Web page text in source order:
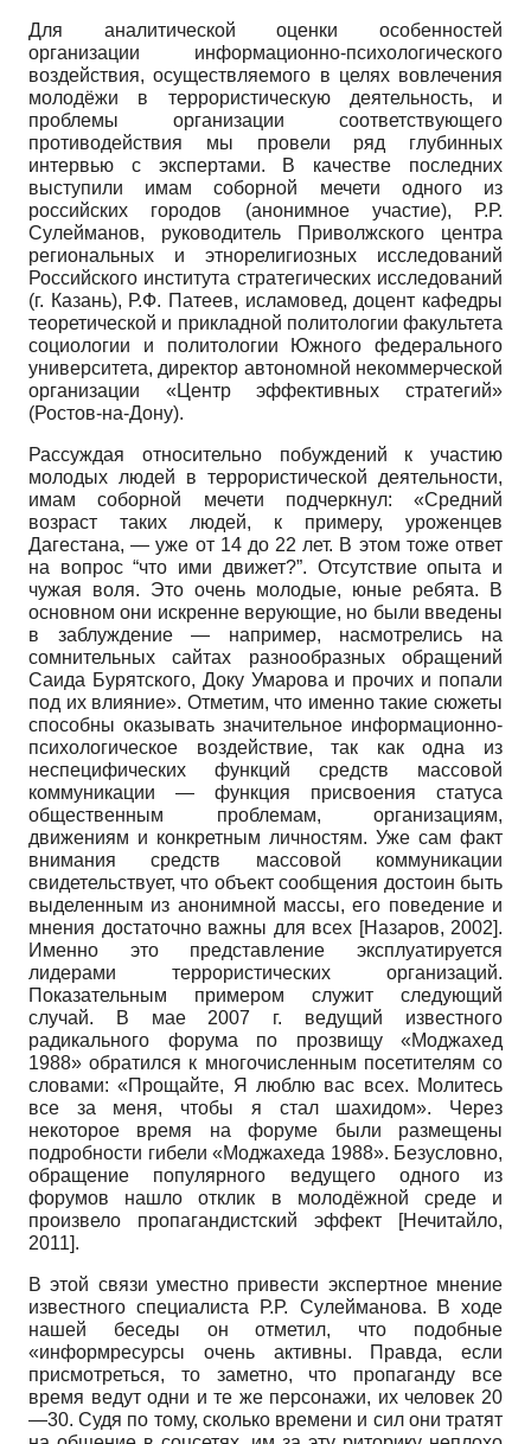
Для аналитической оценки особенностей
организации информационно-психологического
воздействия, осуществляемого в целях вовлечения
молодёжи в террористическую деятельность, и
проблемы организации соответствующего
противодействия мы провели ряд глубинных
интервью с экспертами. В качестве последних
выступили имам соборной мечети одного из
российских городов (анонимное участие), Р.Р.
Сулейма­нов, руководитель Приволжского центра
региональных и этнорелигиозных исследований
Российского института стратегических исследований
(г. Казань), Р.Ф. Патеев, исламовед, доцент кафедры
теоретической и прикладной политологии факультета
социологии и политологии Южного федерального
университета, директор автономной некоммерческой
организации «Центр эффективных стратегий»
(Ростов-на-Дону).
Рассуждая относительно побуждений к участию
молодых людей в террористической деятельности,
имам соборной мечети подчеркнул: «Средний
возраст таких людей, к примеру, уроженцев
Дагестана, — уже от 14 до 22 лет. В этом тоже ответ
на вопрос “что ими движет?”. Отсутствие опыта и
чужая воля. Это очень молодые, юные ребята. В
основном они искренне верующие, но были введены
в заблуждение — например, насмотрелись на
сомнительных сайтах разнообразных обращений
Саида Бурятского, Доку Ума­рова и прочих и попали
под их влияние». Отметим, что именно такие сюжеты
способны оказывать значительное информационно-
психологическое воздействие, так как одна из
неспеци­фических функций средств массовой
коммуникации — функция присвоения статуса
общественным проблемам, организациям,
движениям и конкретным личностям. Уже сам факт
внимания средств массовой коммуникации
свидетельствует, что объект сообщения достоин быть
выделенным из анонимной массы, его поведение и
мнения достаточно важны для всех [Назаров, 2002].
Именно это представление эксплуатируется
лидерами террористических организаций.
Показательным примером служит следующий
случай. В мае 2007 г. ведущий известного
радикального форума по прозвищу «Моджахед
1988» обратился к многочисленным посетителям со
словами: «Прощайте, Я люблю вас всех. Молитесь
все за меня, чтобы я стал шахидом». Через
некоторое время на форуме были размещены
подробности гибели «Моджахеда 1988». Безусловно,
обращение популярного ведущего одного из
форумов нашло отклик в молодёжной среде и
произвело пропагандистский эффект
[Нечитайло,
2011].
В этой связи уместно привести экспертное мнение
известного специалиста Р.Р. Сулейманова. В ходе
нашей беседы он отметил, что подобные
«информресурсы очень активны. Правда, если
присмотреться, то заметно, что пропаганду все
время ведут одни и те же персонажи, их человек 20
—30. Судя по тому, сколько времени и сил они тратят